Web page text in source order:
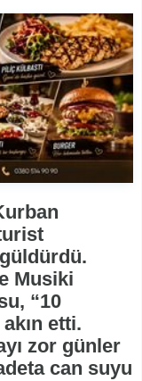
Musiki
“10
etti.
zor günler
can suyu